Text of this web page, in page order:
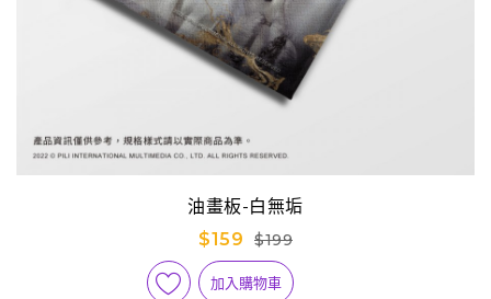
油畫板-白無垢
$159
$199
加入購物車